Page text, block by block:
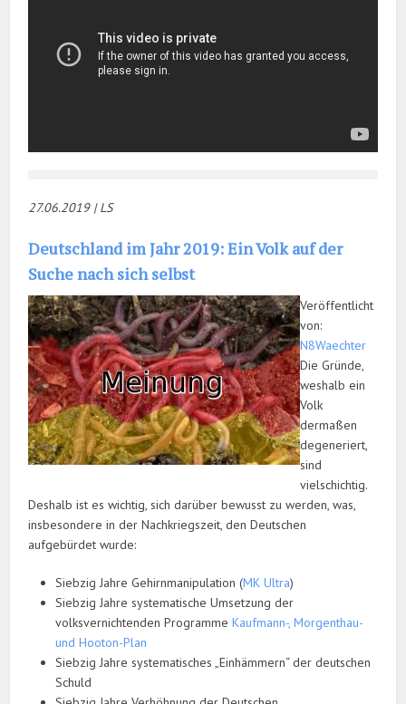
27.06.2019 | LS
Deutschland im Jahr 2019: Ein Volk auf der
Suche nach sich selbst
Veröffentlicht
von:
N8Waechter
Die Gründe,
weshalb ein
Volk
dermaßen
degeneriert,
sind
vielschichtig.
Deshalb ist es wichtig, sich darüber bewusst zu werden, was,
insbesondere in der Nachkriegszeit, den Deutschen
aufgebürdet wurde:
Siebzig Jahre Gehirnmanipulation (MK Ultra)
Siebzig Jahre systematische Umsetzung der
volksvernichtenden ProgrammeKaufmann-, Morgenthau-
und Hooton-Plan
Siebzig Jahre systematisches „Einhämmern“ der deutschen
Schuld